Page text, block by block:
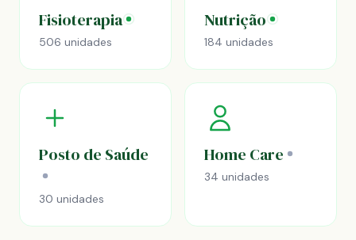
Fisioterapia
506 unidades
Nutrição
184 unidades
Posto de Saúde
30 unidades
Home Care
34 unidades